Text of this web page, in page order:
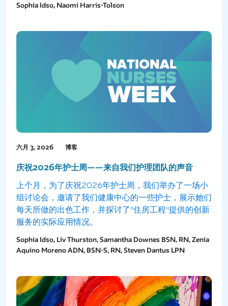
Sophia Idso, Naomi Harris-Tolson
六月 3, 2026 博客
庆祝2026年护士周——来自我们护理团队的声音
上个月，为了庆祝2026年护士周，我们举办了一场小
组讨论会，邀请了我们健康中心的一些护士，展示她们
每天所做的出色工作，并探讨了“住房工程”提供的创新
服务的实际应用情况。
Sophia Idso, Liv Thurston, Samantha Downes BSN, RN, Zenia
Aquino Moreno ADN, BSN-S, RN, Steven Dantus LPN